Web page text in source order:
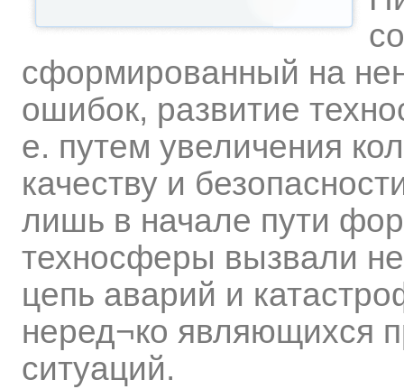
сформированный на
ошибок, развитие
е. путем увеличения
качеству и
лишь в начале пути
техносферы вызвали
цепь аварий и
неред¬ко являющихся
ситуаций.